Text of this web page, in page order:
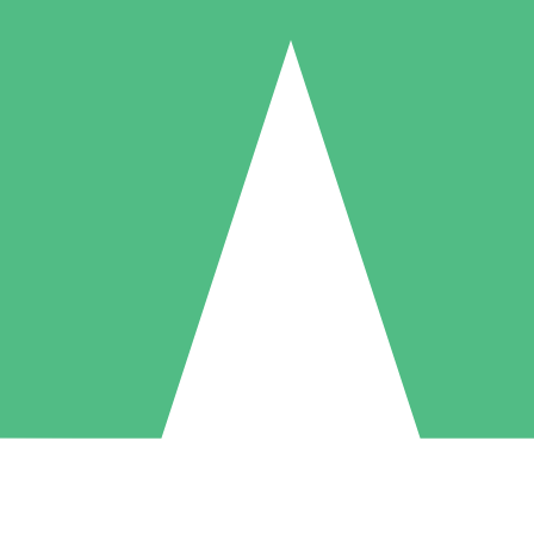
Individuele Creditpakketten
per gebruik met downloadtegoeden. Geen maandelijkse verplichting
5 Downloaden
US$